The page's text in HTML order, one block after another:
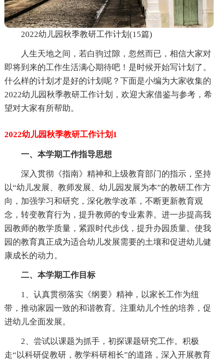
2022幼儿园秋季教研工作计划(15篇)
人生天地之间，若白驹过隙，忽然而已，相信大家对
即将到来的工作生活满心期待吧！是时候开始写计划了。
什么样的计划才是好的计划呢？下面是小编为大家收集的
2022幼儿园秋季教研工作计划，欢迎大家借鉴与参考，希
望对大家有所帮助。
2022幼儿园秋季教研工作计划1
一、本学期工作指导思想
深入贯彻《指南》精神和上级教育部门的指示，坚持
以“幼儿发展、教师发展、幼儿园发展为本”的教研工作方
向，加强学习和研究，深化教学改革，不断更新教育观
念，转变教育行为，提升教师的专业素养。进一步提高我
园教师的教学质量，紧跟时代步伐，提升办园质量。使我
园的教育真正成为适合幼儿发展需要的土壤和促进幼儿健
康成长的动力。
二、本学期工作目标
1、认真贯彻落实《纲要》精神，以家长工作为纽
带，推动家园一致的和谐教育。注重幼儿个性的培养，促
进幼儿全面发展。
2、尝试以课题为抓手，初探课题研究工作。积极
走“以科研促教研，教学科研相长”的道路，深入开展教育